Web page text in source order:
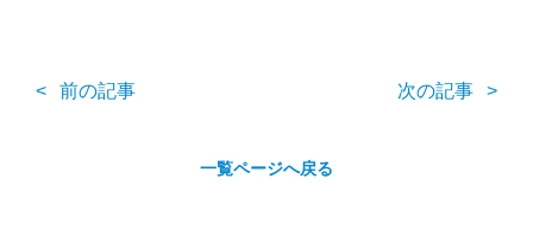
前の記事 次の記事
一覧ページへ戻る